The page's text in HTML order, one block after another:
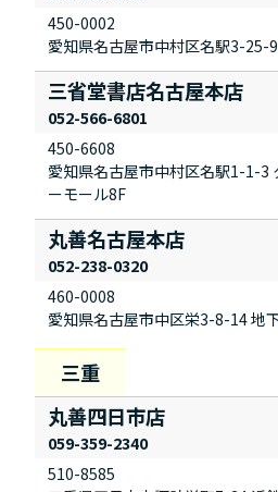
450-0002
愛知県名古屋市中村区名駅3-25-
三省堂書店名古屋本店
450-6608
愛知県名古屋市中村区名駅1-1-3
ーモール8F
052-566-6801
丸善名古屋本店
460-0008
愛知県名古屋市中区栄3-8-14 地
052-238-0320
丸善四日市店
510-8585
059-359-2340